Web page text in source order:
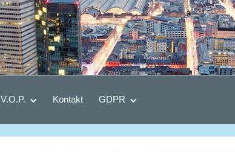
V.O.P. Kontakt GDPR